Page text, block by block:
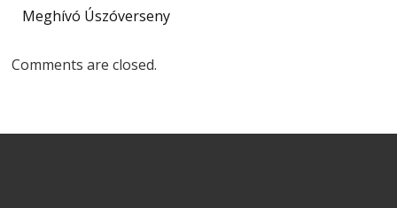
Meghívó Úszóverseny
Comments are closed.